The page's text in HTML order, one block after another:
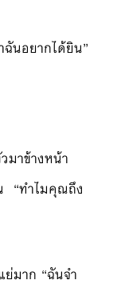
นอยากได้ยิน”
มาข้างหน้า
“ทำไมคุณถึง
มาก “ฉันจำ